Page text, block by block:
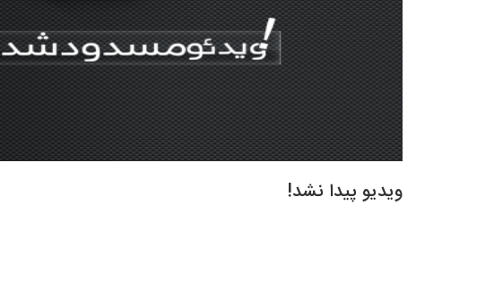
ویدیو پیدا نشد!